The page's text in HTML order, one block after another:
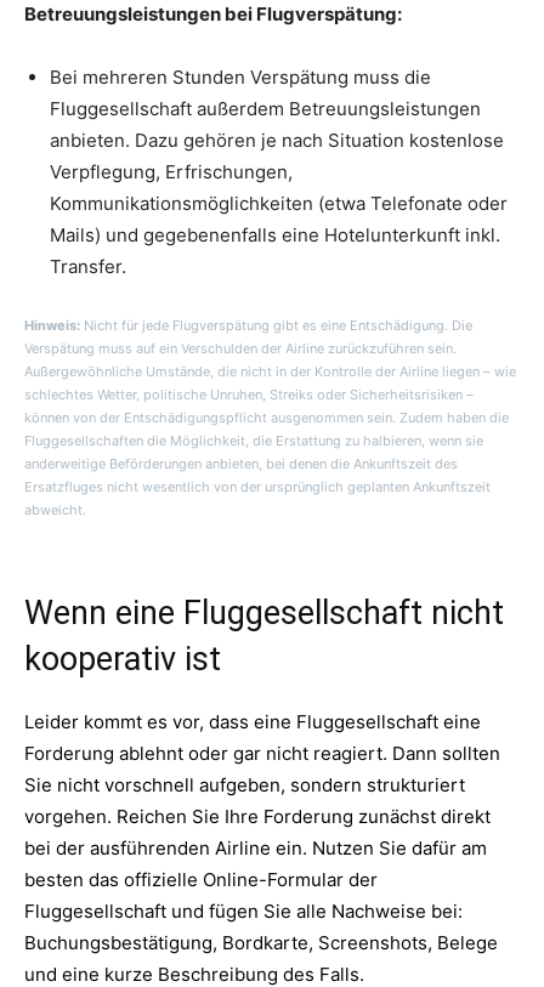
Betreuungsleistungen bei Flugverspätung:
Bei mehreren Stunden Verspätung muss die
Fluggesellschaft außerdem Betreuungsleistungen
anbieten. Dazu gehören je nach Situation kostenlose
Verpflegung, Erfrischungen,
Kommunikationsmöglichkeiten (etwa Telefonate oder
Mails) und gegebenenfalls eine Hotelunterkunft inkl.
Transfer.
Hinweis: Nicht für jede Flugverspätung gibt es eine Entschädigung. Die
Verspätung muss auf ein Verschulden der Airline zurückzuführen sein.
Außergewöhnliche Umstände, die nicht in der Kontrolle der Airline liegen – wie
schlechtes Wetter, politische Unruhen, Streiks oder Sicherheitsrisiken –
können von der Entschädigungspflicht ausgenommen sein. Zudem haben die
Fluggesellschaften die Möglichkeit, die Erstattung zu halbieren, wenn sie
anderweitige Beförderungen anbieten, bei denen die Ankunftszeit des
Ersatzfluges nicht wesentlich von der ursprünglich geplanten Ankunftszeit
abweicht.
Wenn eine Fluggesellschaft nicht
kooperativ ist
Leider kommt es vor, dass eine Fluggesellschaft eine
Forderung ablehnt oder gar nicht reagiert. Dann sollten
Sie nicht vorschnell aufgeben, sondern strukturiert
vorgehen. Reichen Sie Ihre Forderung zunächst direkt
bei der ausführenden Airline ein. Nutzen Sie dafür am
besten das offizielle Online-Formular der
Fluggesellschaft und fügen Sie alle Nachweise bei:
Buchungsbestätigung, Bordkarte, Screenshots, Belege
und eine kurze Beschreibung des Falls.